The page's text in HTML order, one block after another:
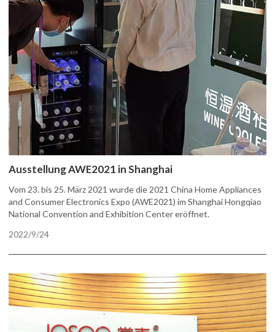
Ausstellung AWE2021 in Shanghai
Vom 23. bis 25. März 2021 wurde die 2021 China Home Appliances
and Consumer Electronics Expo (AWE2021) im Shanghai Hongqiao
National Convention and Exhibition Center eröffnet.
2022/9/24